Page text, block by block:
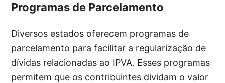
Programas de Parcelamento
Diversos estados oferecem programas de
parcelamento para facilitar a regularização de
dívidas relacionadas ao IPVA. Esses programas
permitem que os contribuintes dividam o valor